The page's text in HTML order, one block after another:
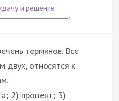
терминов. Все
двух, относятся к
2) процент; 3)